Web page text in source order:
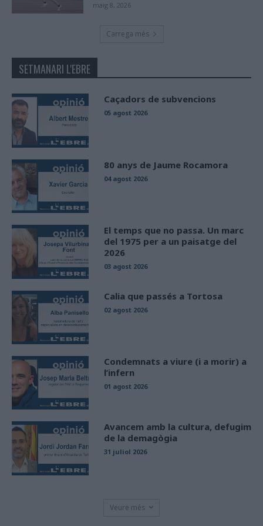
maig 8, 2026
Carrega més
SETMANARI L'EBRE
Caçadors de subvencions
05 agost 2026
80 anys de Jaume Rocamora
04 agost 2026
El temps que no passa. Un marc
del 1975 per a un paisatge del
2026
03 agost 2026
Calia que passés a Tortosa
02 agost 2026
Condemnats a viure (i a morir) a
l’infern
01 agost 2026
Avancem amb la cultura, defugim
de la demagògia
31 juliol 2026
Veure més